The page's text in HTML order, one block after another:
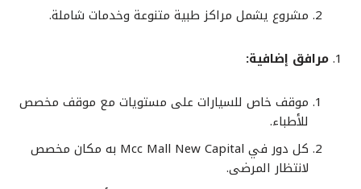
مشروع يشمل مراكز طبية متنوعة وخدمات شاملة.
مرافق إضافية:
موقف خاص للسيارات على مستويات مع موقف مخصص
للأطباء.
كل دور في Mcc Mall New Capital به مكان مخصص
لانتظار المرضى.